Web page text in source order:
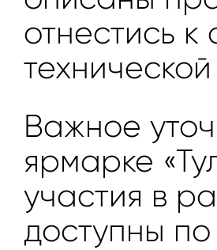
отнестись
Важное
ярмарке
участия в
доступны